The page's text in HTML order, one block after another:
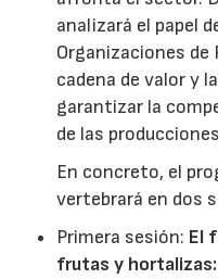
analizará el papel
Organizaciones de
cadena de valor y
garantizar la
de las
En concreto, el
vertebrará en dos
Primera sesión: El
frutas y